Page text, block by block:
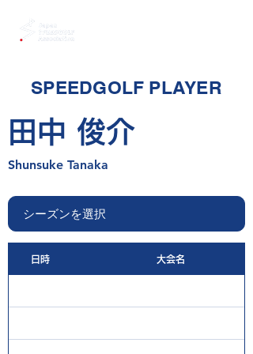
SPEEDGOLF PLAYER
田中 俊介
Shunsuke Tanaka
日時 大会名